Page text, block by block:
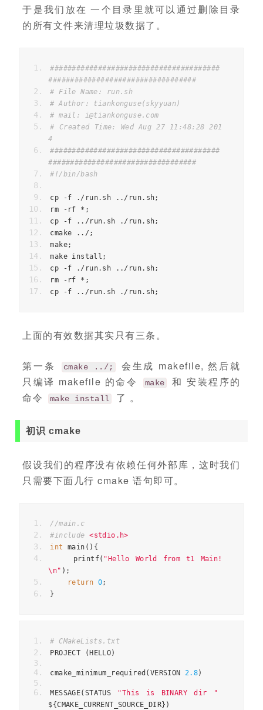
于是我们放在 一个目录里就可以通过删除目录
的所有文件来清理垃圾数据了。
#######################################
# File Name: run.sh
# Author: tiankonguse(skyyuan)
# mail: i@tiankonguse.com
# Created Time: Wed Aug 27 11:48:28 201
4
#######################################
##################################
#!/bin/bash
cp -f ./ run. sh ../ run. sh;
rm
- rf *;
cp
-f ../ run. sh ./ run. sh;
cmake
../;
make;
make install ;
cp
-f ./ run. sh ../ run. sh;
rm
- rf *;
cp
-f ../ run. sh ./ run. sh;
上面的有效数据其实只有三条。
第一条 cmake ../;
会生成 makefile, 然后就
只编译 makefile 的命令
make
和 安装程序的
命令
make install 了 。
初识 cmake
假设我们的程序没有依赖任何外部库，这时我们
只需要下面几行 cmake 语句即可。
//main.c
#include <stdio.h>
int
main (){
    printf
( "Hello World from t1 Main!
\n" );
return 0;
}
# CMakeLists.txt
PROJECT
( HELLO)
cmake_minimum_required ( VERSION 2.8)
MESSAGE( STATUS
"This is BINARY dir "
${CMAKE_CURRENT_SOURCE_DIR})